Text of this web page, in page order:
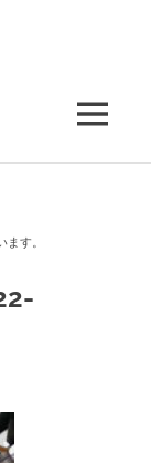
MENU
す。